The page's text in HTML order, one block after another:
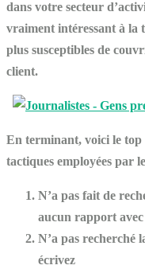
dans votre secteur
vraiment intéressant à la
plus susceptibles de
client.
En terminant, voici le top
tactiques employées par
N’a pas fait de
aucun rapport avec
N’a pas recherché
écrivez